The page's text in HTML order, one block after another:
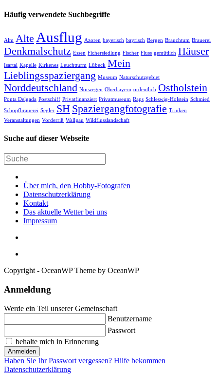
Häufig verwendete Suchbegriffe
Alm Alte Ausflug Azoren bayerisch bayrisch Bergen Brauchtum Brauerei
Denkmalschutz Essen Fichersiedlung Fischer Fluss gemütlich Häuser
Isartal Kapelle Kirkenes Leuchtturm Lübeck Mein
Lieblingsspaziergang Museum Naturschutzgebiet
Norddeutschland Norwegen Oberbayern ordentlich Ostholstein
Ponta Delgada Postschiff Privatfinanziert Privatmuseum Raps Schleswig-Holstein Schmied
Schöpfbrauerei Segler SH Spaziergangfotografie Trinken
Veranstaltungen Vorderriß Wallgau Wildflusslandschaft
Suche auf dieser Webseite
Über mich, den Hobby-Fotografen
Datenschutzerklärung
Kontakt
Das aktuelle Wetter bei uns
Impressum
Copyright - OceanWP Theme by OceanWP
Anmeldung
Werde ein Teil unserer Gemeinschaft
Benutzername
Passwort
behalte mich in Erinnerung
Anmelden
Haben Sie Ihr Passwort vergessen? Hilfe bekommen
Datenschutzerklärung